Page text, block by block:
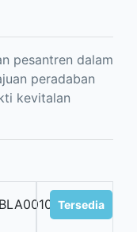
pesantren dalam
peradaban
kevitalan
BLA001068Tersedia